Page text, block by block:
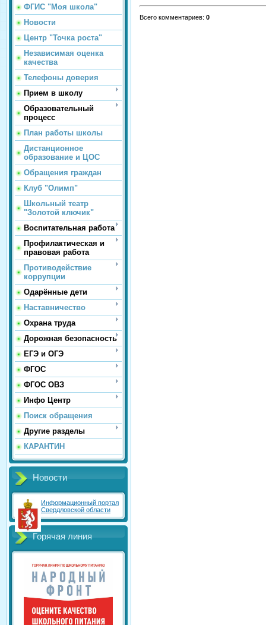
ФГИС "Моя школа"
Новости
Центр "Точка роста"
Независимая оценка
качества
Телефоны доверия
Прием в школу
Образовательный
процесс
План работы школы
Дистанционное
образование и ЦОС
Обращения граждан
Клуб "Олимп"
Школьный театр
"Золотой ключик"
Воспитательная работа
Профилактическая и
правовая работа
Противодействие
коррупции
Одарённые дети
Наставничество
Охрана труда
Дорожная безопасность
ЕГЭ и ОГЭ
ФГОС
ФГОС ОВЗ
Инфо Центр
Поиск обращения
Другие разделы
КАРАНТИН
Новости
Информационный портал
Свердловской области
Горячая линия
Всего комментариев: 0